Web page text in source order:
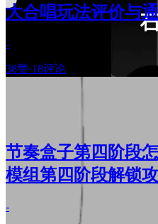
大合唱玩法评价与
-
38赞·18评论
节奏盒子第四阶段
模组第四阶段解锁
-